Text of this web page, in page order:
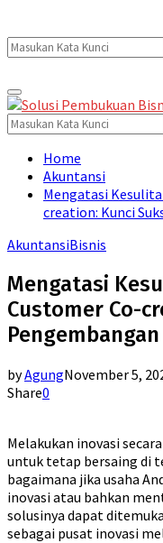
Search
for:
Primary
Menu
Search
for:
Home
Akuntansi
Mengatasi
creation: Kunci
AkuntansiBisnis
Mengatasi
Customer Co-
byAgungNovember 5,
Share0
Melakukan inovasi
untuk tetap bersaing di
bagaimana jika usaha
inovasi atau bahkan
solusinya dapat
sebagai pusat inovasi